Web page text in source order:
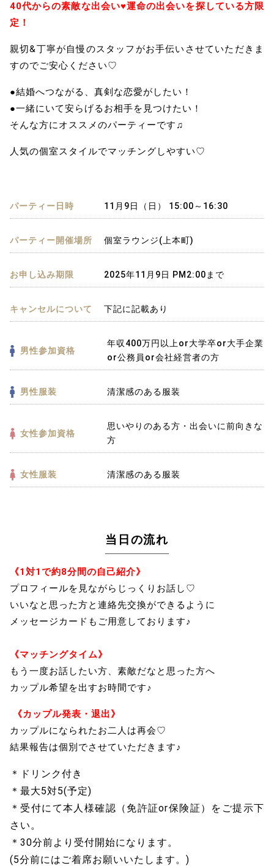
40代からの素敵な出会い♥運命の出会いを探している方限
定！
親切&丁寧が自慢のスタッフがお手伝いさせていただきま
すのでご安心ください♡
●結婚へつながる、真剣な恋愛がしたい！
●一緒にいて安らげるお相手を見つけたい！
そんな方にオススメのパーティーです♫
人気の個室スタイルでマッチングしやすい♡
パーティー日時 11月9日（日） 15:00～16:30
パーティー開催場所 個室ラウンジ(上本町)
お申し込み期限 2025年11月9日 PM2:00まで
キャンセルについて 下記に記載あり
男性参加資格
年収400万円以上or大学卒or大手企業
or公務員or会社経営者の方
男性服装 清潔感のある服装
女性参加資格
思いやりのある方・出会いに前向きな
方
女性服装 清潔感のある服装
当日の流れ
《1対1で約8分間の自己紹介》
プロフィールを見ながらじっくりお話し♡
いいなと思った方と連絡先交換ができるように
メッセージカードもご用意しております♪
《マッチングタイム》
もう一度お話したい方、素敵だなと思った方へ
カップル希望を出すお時間です♪
《カップル発表・退出》
カップルになられたお二人は再会♡
結果報告は個別でさせていただきます♪
＊ドリンク付き
＊最大5対5(予定)
＊受付にて本人様確認（免許証or保険証）をご提示下
さい。
＊30分前より受付開始になります。
(5分前にはご着席お願いいたします。)